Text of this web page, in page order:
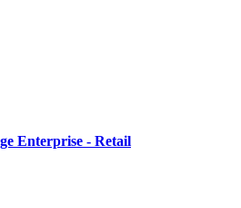
Enterprise - Retail